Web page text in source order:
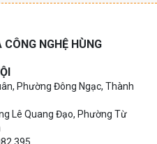
NGHỆ HÙNG
Phường Đông Ngạc, Thành
Lê Quang Đạo, Phường Từ